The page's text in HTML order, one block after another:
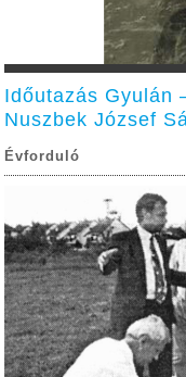
Időutazás Gyulán
Nuszbek József
Évforduló